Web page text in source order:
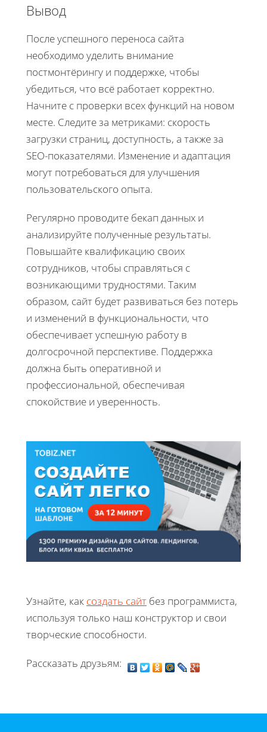
Вывод
После успешного переноса сайта
необходимо уделить внимание
постмонтёрингу и поддержке, чтобы
убедиться, что всё работает корректно.
Начните с проверки всех функций на новом
месте. Следите за метриками: скорость
загрузки страниц, доступность, а также за
SEO-показателями. Изменение и адаптация
могут потребоваться для улучшения
пользовательского опыта.
Регулярно проводите бекап данных и
анализируйте полученные результаты.
Повышайте квалификацию своих
сотрудников, чтобы справляться с
возникающими трудностями. Таким
образом, сайт будет развиваться без потерь
и изменений в функциональности, что
обеспечивает успешную работу в
долгосрочной перспективе. Поддержка
должна быть оперативной и
профессиональной, обеспечивая
спокойствие и уверенность.
Узнайте, как создать сайт без программиста,
используя только наш конструктор и свои
творческие способности.
Рассказать друзьям: